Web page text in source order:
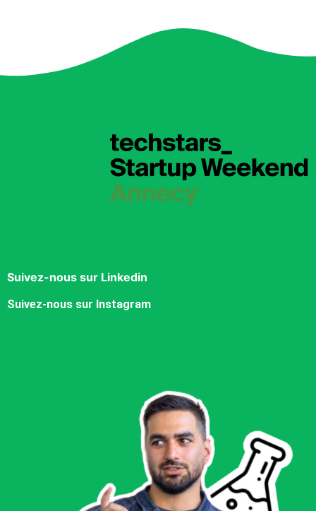
Suivez-nous sur Linkedin
Suivez-nous sur Instagram